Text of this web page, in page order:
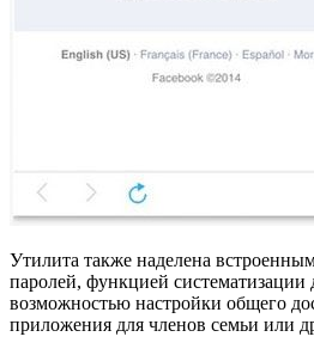
Утилита также наделена
паролей, функцией
возможностью настройки общего
приложения для членов семьи или